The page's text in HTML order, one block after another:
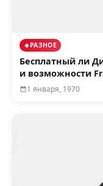
РАЗНОЕ
Бесплатный ли
и возможности
1 января, 1970